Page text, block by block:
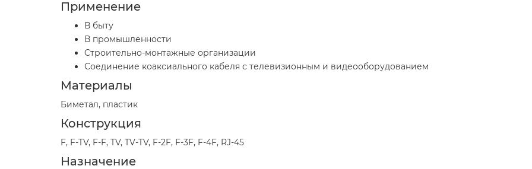
Применение
В быту
В промышленности
Cтроительно-монтажные организации
Соединение коаксиального кабеля с телевизионным и видеооборудованием
Материалы
Биметал, пластик
Конструкция
F, F-TV, F-F, TV, TV-TV, F-2F, F-3F, F-4F, RJ-45
Назначение